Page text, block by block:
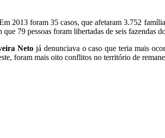
2013 foram 35 casos, que afetaram 3.752
79 pessoas foram libertadas de seis fazendas
Netojá denunciava o caso que teria mais
foram mais oito conflitos no território de